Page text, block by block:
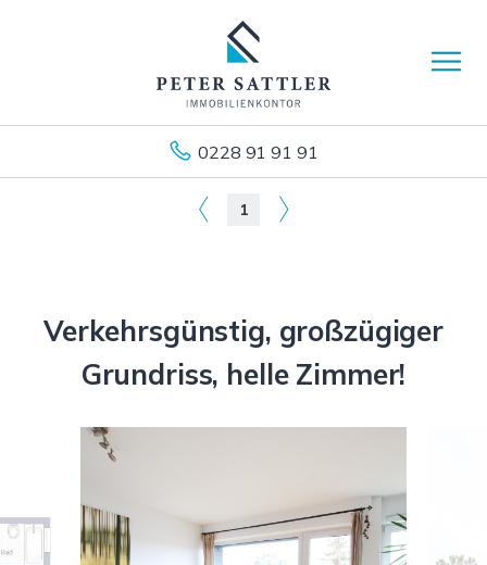
0228 91 91 91
1
Verkehrsgünstig, großzügiger
Grundriss, helle Zimmer!